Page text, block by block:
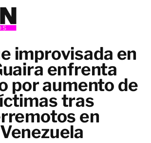
improvisada en
enfrenta
por aumento de
tras
en
Venezuela